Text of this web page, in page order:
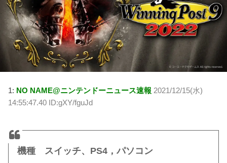
1: NO NAME@ニンテンドーニュース速報 2021/12/15(水)
14:55:47.40 ID:gXY/fguJd
機種 スイッチ、PS4，パソコン